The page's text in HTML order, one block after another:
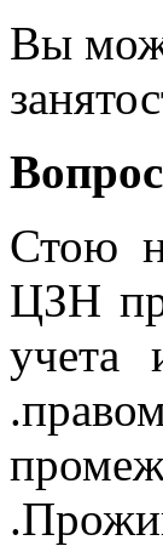
Вы
Стою
ЦЗН
учета